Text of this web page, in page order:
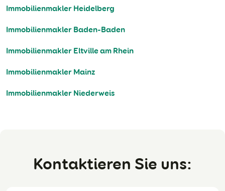
Immobilienmakler Heidelberg
Immobilienmakler Baden-Baden
Immobilienmakler Eltville am Rhein
Immobilienmakler Mainz
Immobilienmakler Niederweis
Kontaktieren Sie uns: